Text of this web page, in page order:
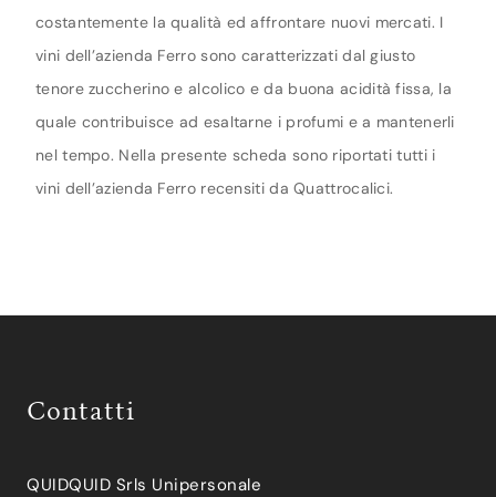
costantemente la qualità ed affrontare nuovi mercati. I
vini dell’azienda Ferro sono caratterizzati dal giusto
tenore zuccherino e alcolico e da buona acidità fissa, la
quale contribuisce ad esaltarne i profumi e a mantenerli
nel tempo. Nella presente scheda sono riportati tutti i
vini dell’azienda Ferro recensiti da Quattrocalici.
Contatti
QUIDQUID Srls Unipersonale